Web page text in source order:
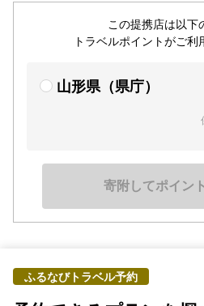
この提携店は以下
トラベルポイントがご利
山形県（県庁）
寄附してポイン
ふるなびトラベル予約